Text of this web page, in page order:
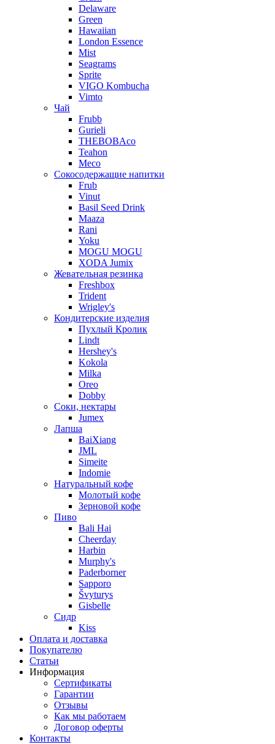
Delaware
Green
Hawaiian
London Essence
Mist
Seagrams
Sprite
VIGO Kombucha
Vimto
Чай
Frubb
Gurieli
THEBOBAco
Teahon
Meco
Сокосодержащие напитки
Frub
Vinut
Basil Seed Drink
Maaza
Rani
Yoku
MOGU MOGU
XODA Jumix
Жевательная резинка
Freshbox
Trident
Wrigley's
Кондитерские изделия
Пухлый Кролик
Lindt
Hershey's
Kokola
Milka
Oreo
Dobby
Соки, нектары
Jumex
Лапша
BaiXiang
JML
Simeite
Indomie
Натуральный кофе
Молотый кофе
Зерновой кофе
Пиво
Bali Hai
Cheerday
Harbin
Murphy's
Paderborner
Sapporo
Švyturys
Gisbelle
Сидр
Kiss
Оплата и доставка
Покупателю
Статьи
Информация
Сертификаты
Гарантии
Отзывы
Как мы работаем
Договор оферты
Контакты